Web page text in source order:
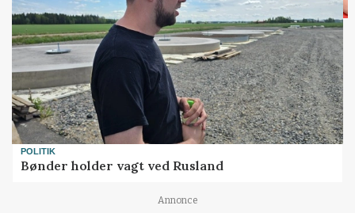
POLITIK
Bønder holder vagt ved Rusland
Annonce